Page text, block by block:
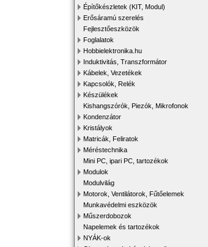
Építőkészletek (KIT, Modul)
Erősáramú szerelés
Fejlesztőeszközök
Foglalatok
Hobbielektronika.hu
Induktivitás, Transzformátor
Kábelek, Vezetékek
Kapcsolók, Relék
Készülékek
Kishangszórók, Piezók, Mikrofonok
Kondenzátor
Kristályok
Matricák, Feliratok
Méréstechnika
Mini PC, ipari PC, tartozékok
Modulok
Modulvilág
Motorok, Ventilátorok, Fűtőelemek
Munkavédelmi eszközök
Műszerdobozok
Napelemek és tartozékok
NYÁK-ok